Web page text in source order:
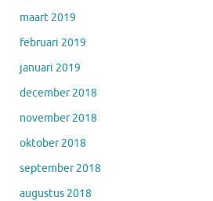
maart 2019
februari 2019
januari 2019
december 2018
november 2018
oktober 2018
september 2018
augustus 2018